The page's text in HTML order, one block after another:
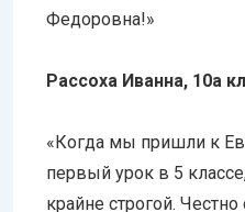
Федоровна!»
Рассоха Иванна, 10а
«Когда мы пришли к
первый урок в 5
крайне строгой.